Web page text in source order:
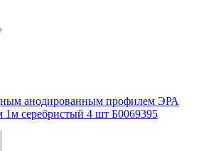
анодированным профилем ЭРА
1м серебристый 4 шт Б0069395